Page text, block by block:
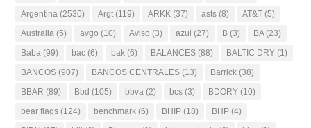
Argentina (2530) Argt (119) ARKK (37) asts (8) AT&T (5)
Australia (5) avgo (10) Aviso (3) azul (27) B (3) BA(23)
Baba (99) bac (6) bak (6) BALANCES (88) BALTIC DRY (1)
BANCOS (907) BANCOS CENTRALES (13) Barrick (38)
BBAR (89) Bbd (105) bbva (2) bcs (3) BDORY (10)
bear flags (124) benchmark (6) BHIP (18) BHP (4)